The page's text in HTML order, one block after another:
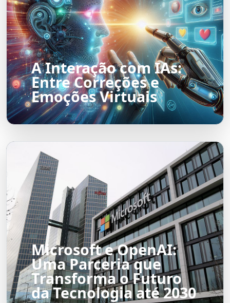
A Interação com IAs:
Entre Correções e
Emoções Virtuais
Microsoft e OpenAI:
Uma Parceria que
Transforma o Futuro
da Tecnologia até 2030